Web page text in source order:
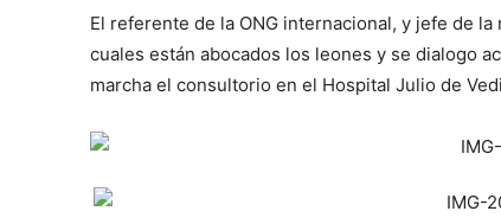
El referente de la ONG internacional, y jefe de
cuales están abocados los leones y se dialogo
marcha el consultorio en el Hospital Julio de